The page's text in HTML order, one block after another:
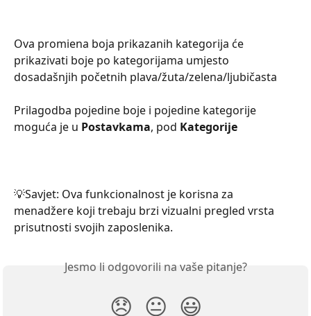
Ova promiena boja prikazanih kategorija će
prikazivati boje po kategorijama umjesto
dosadašnjih početnih plava/žuta/zelena/ljubičasta
Prilagodba pojedine boje i pojedine kategorije
moguća je u Postavkama, pod Kategorije
💡Savjet: Ova funkcionalnost je korisna za
menadžere koji trebaju brzi vizualni pregled vrsta
prisutnosti svojih zaposlenika.
Jesmo li odgovorili na vaše pitanje?
😞 😐 😃